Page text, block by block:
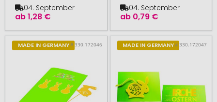
ab1,28 €
04. September
ab 0,79 €
04. September
MADE IN GERMANY# 330.172046 MADE IN GERMANY# 330.172047